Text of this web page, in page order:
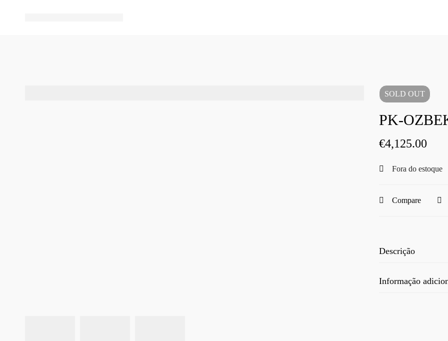
SOLD OUT
PK-
€4,125.00
Fora do estoque
Compare
Descrição
Informação